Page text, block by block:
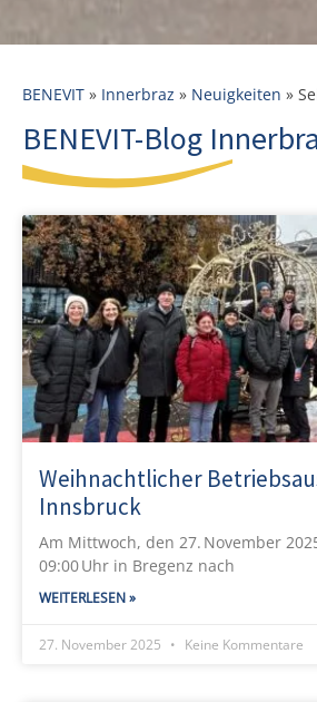
BENEVIT » Innerbraz » Neuigkeiten »
BENEVIT-Blog
Weihnachtlicher
Innsbruck
Am Mittwoch, den 27. November
09:00 Uhr in Bregenz nach
WEITERLESEN »
27. November 2025 Keine Kommentare